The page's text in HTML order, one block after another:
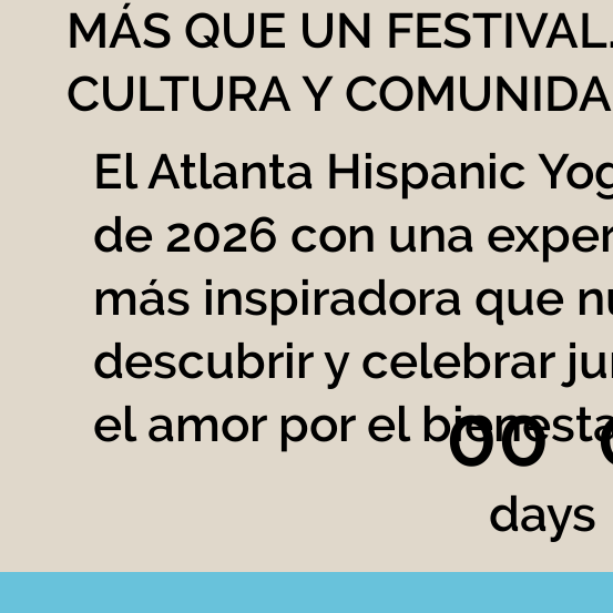
MÁS QUE UN
CULTURA Y
El Atlanta Hispanic
de 2026 con una
más inspiradora que
descubrir y celebrar
el amor por el
00
days